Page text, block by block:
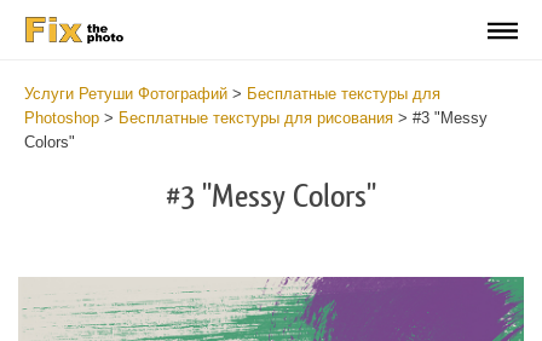
Услуги Ретуши Фотографий > Бесплатные текстуры для
Photoshop > Бесплатные текстуры для рисования > #3 "Messy
Colors"
#3 "Messy Colors"